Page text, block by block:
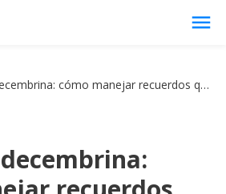
menu
Nostalgia decembrina: cómo manejar recuerdos que duelen